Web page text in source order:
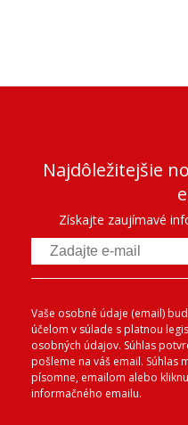
Najdôležitejšie
Získajte zaujímavé
Vaše osobné údaje (email)
účelom v súlade s platnou
osobných údajov. Súhlas
pošleme na váš email. Súhlas
písomne, emailom alebo
informačného emailu.